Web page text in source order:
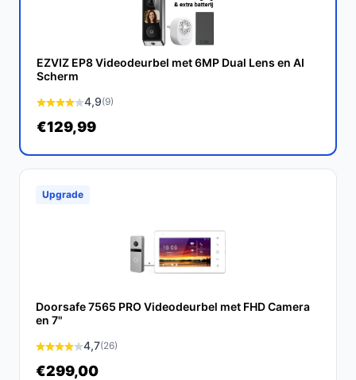
uitstekende keuze voor iedereen die op zoek is naar
een betrouwbare en geavanceerde videodeurbel. Met
zijn unieke functies en gebruiksvriendelijke installatie is
dit een slimme investering in uw veiligheid.
Ontdek alle specificaties en vergelijk prijzen op
bestedeurbelmetcamera.nl. Kies bewust wat perfect
past bij jouw behoeften!
EZVIZ EP8 Videodeurbel met 6MP Dual Lens en AI
Scherm
4,9(9)
€129,99
Upgrade
Doorsafe 7565 PRO Videodeurbel met FHD Camera
en 7"
4,7(26)
€299,00